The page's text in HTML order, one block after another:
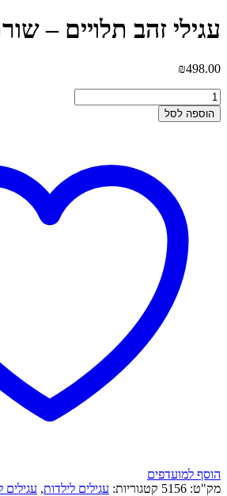
עגילי זהב תלויים –
₪498.00
כמות
של
עגילי
הוספה לסל
הוסף למועדפים
מק"ט: 5156 קטגוריות: עגילים לילדות, עגילים